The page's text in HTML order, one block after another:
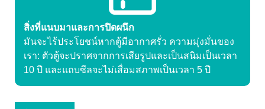
สิ่งที่แนบมาและการปิดผนึก
มันจะไร้ประโยชน์หากตู้มีอากาศรั่ว ความมุ่งมั่นของ
เรา: ตัวตู้จะปราศจากการเสียรูปและเป็นสนิมเป็นเวลา
10 ปี และแถบซีลจะไม่เสื่อมสภาพเป็นเวลา 5 ปี